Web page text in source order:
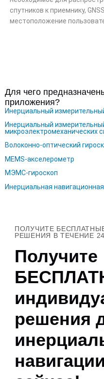
спутников к приемнику,
местоположение
Для чего
приложения?
Инерциальный
Инерциальный
микроэлектромеханических
Волоконно-оптический
MEMS-акселерометр
МЭМС-гироскоп
Инерциальная навигационная
ПОЛУЧИТЕ
РЕШЕНИЯ В ТЕЧЕНИЕ
Получите
решения